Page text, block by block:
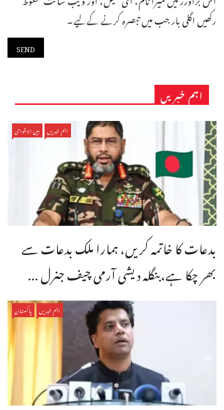
رکھیں اگلی بار جب میں تبصرہ کرنے کےلیے۔
اہم خبریں
اہم خبریں بین الاقوامی
بدعات کا خاتمہ کریں، ہمارا ملک بدعات سے
بھر چکا ہے،بنگله دیشی آرمی چیف جنرل ...
اہم خبریں پاکستان